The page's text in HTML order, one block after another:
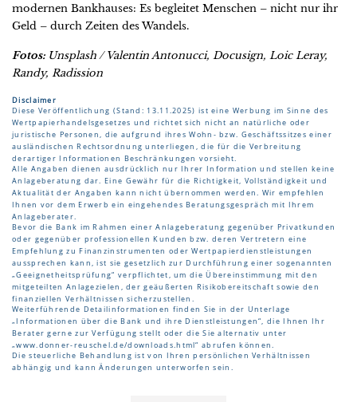
modernen Bankhauses: Es begleitet Menschen – nicht nur ihr
Geld – durch Zeiten des Wandels.
Fotos: Unsplash / Valentin Antonucci, Docusign, Loic Leray,
Randy, Radission
Disclaimer
Diese Veröffentlichung (Stand: 13.11.2025) ist eine Werbung im Sinne des
Wertpapierhandelsgesetzes und richtet sich nicht an natürliche oder
juristische Personen, die aufgrund ihres Wohn- bzw. Geschäftssitzes einer
ausländischen Rechtsordnung unterliegen, die für die Verbreitung
derartiger Informationen Beschränkungen vorsieht.
Alle Angaben dienen ausdrücklich nur Ihrer Information und stellen keine
Anlageberatung dar. Eine Gewähr für die Richtigkeit, Vollständigkeit und
Aktualität der Angaben kann nicht übernommen werden. Wir empfehlen
Ihnen vor dem Erwerb ein eingehendes Beratungsgespräch mit Ihrem
Anlageberater.
Bevor die Bank im Rahmen einer Anlageberatung gegenüber Privatkunden
oder gegenüber professionellen Kunden bzw. deren Vertretern eine
Empfehlung zu Finanzinstrumenten oder Wertpapierdienstleistungen
aussprechen kann, ist sie gesetzlich zur Durchführung einer sogenannten
„Geeignetheitsprüfung“ verpflichtet, um die Übereinstimmung mit den
mitgeteilten Anlagezielen, der geäußerten Risikobereitschaft sowie den
finanziellen Verhältnissen sicherzustellen.
Weiterführende Detailinformationen finden Sie in der Unterlage
„Informationen über die Bank und ihre Dienstleistungen“, die Ihnen Ihr
Berater gerne zur Verfügung stellt oder die Sie alternativ unter
„www.donner-reuschel.de/downloads.html“ abrufen können.
Die steuerliche Behandlung ist von Ihren persönlichen Verhältnissen
abhängig und kann Änderungen unterworfen sein.